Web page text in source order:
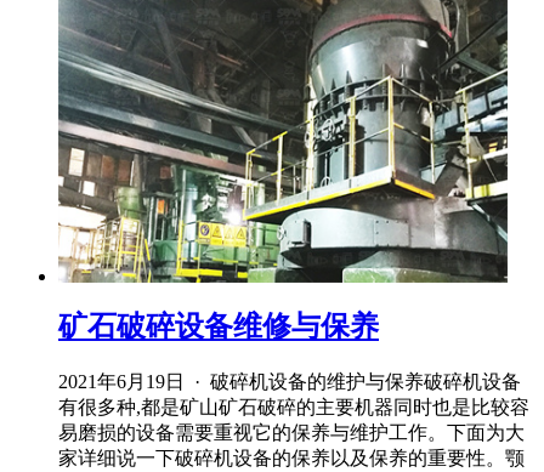
矿石破碎设备维修与保养
2021年6月19日 · 破碎机设备的维护与保养破碎机设备
有很多种,都是矿山矿石破碎的主要机器同时也是比较容
易磨损的设备需要重视它的保养与维护工作。下面为大
家详细说一下破碎机设备的保养以及保养的重要性。颚